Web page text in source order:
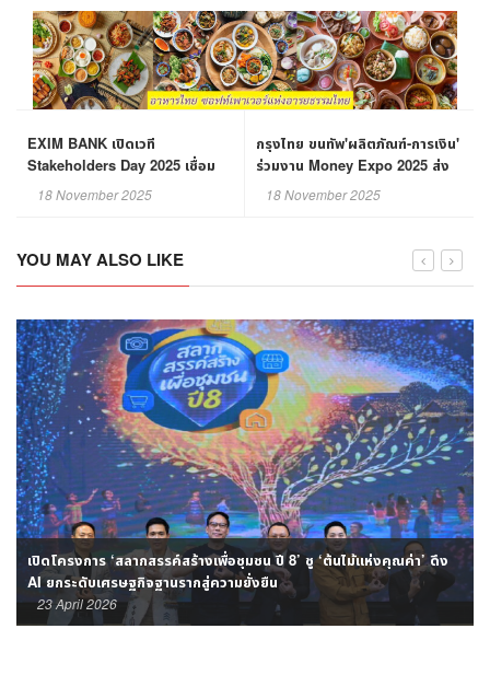
EXIM BANK เปิดเวที
Stakeholders Day 2025 เชื่อม
โอกาส–ยกระดับผู้ส่งออกไทย
18 November 2025
กรุงไทย ขนทัพ'ผลิตภัณฑ์-การเงิน'
ร่วมงาน Money Expo 2025 ส่ง
ท้ายปี 20-23 พ.ย.นี้
18 November 2025
YOU MAY ALSO LIKE
เปิดโครงการ ‘สลากสรรค์สร้างเพื่อชุมชน ปี 8’ ชู ‘ต้นไม้แห่งคุณค่า’ ดึง
AI ยกระดับเศรษฐกิจฐานรากสู่ความยั่งยืน
23 April 2026